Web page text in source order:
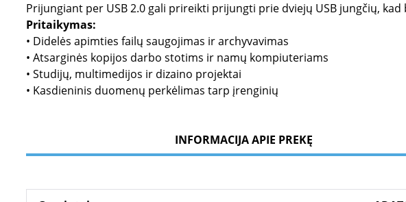
Prijungiant per USB 2.0 gali prireikti prijungti prie dviejų USB jungčių,
Pritaikymas:
• Didelės apimties failų saugojimas ir archyvavimas
• Atsarginės kopijos darbo stotims ir namų kompiuteriams
• Studijų, multimedijos ir dizaino projektai
• Kasdieninis duomenų perkėlimas tarp įrenginių
INFORMACIJA APIE PREKĘ